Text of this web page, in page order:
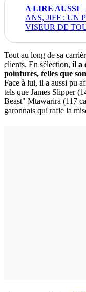
ANS, JIFF : UN
VISEUR DE
Tout au long de sa
clients. En sélection, il a
pointures, telles que
Face à lui, il a aussi pu
tels que James Slipper
Beast" Mtawarira (117
garonnais qui rafle la